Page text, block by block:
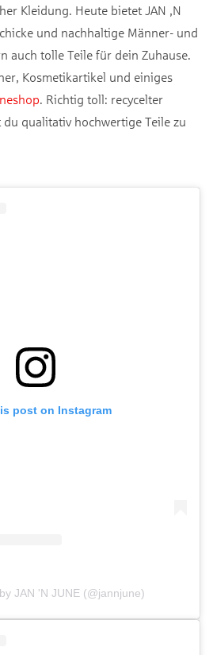
Kleidung. Heute bietet JAN ‚N
und nachhaltige Männer- und
auch tolle Teile für dein Zuhause.
Kosmetikartikel und einiges
. Richtig toll: recycelter
du qualitativ hochwertige Teile zu
post on Instagram
JAN 'N JUNE (@jannjune)